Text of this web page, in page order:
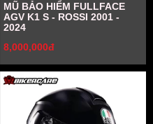
MŨ BẢO HIỂM FULLFACE
AGV K1 S - ROSSI 2001 -
2024
8,000,000đ